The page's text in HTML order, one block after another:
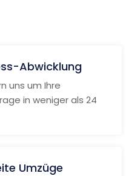
Abwicklung
uns um Ihre
in weniger als 24
Umzüge